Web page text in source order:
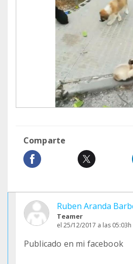
Comparte
Ruben Aranda
Teamer
el 25/12/2017 a las 05:03h
Publicado en mi facebook